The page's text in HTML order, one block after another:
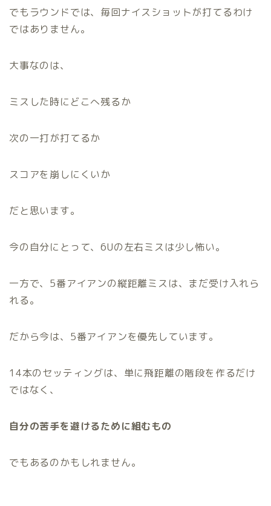
でもラウンドでは、毎回ナイスショットが打てるわけ
ではありません。
大事なのは、
ミスした時にどこへ残るか
次の一打が打てるか
スコアを崩しにくいか
だと思います。
今の自分にとって、6Uの左右ミスは少し怖い。
一方で、5番アイアンの縦距離ミスは、まだ受け入れら
れる。
だから今は、5番アイアンを優先しています。
14本のセッティングは、単に飛距離の階段を作るだけ
ではなく、
自分の苦手を避けるために組むもの
でもあるのかもしれません。